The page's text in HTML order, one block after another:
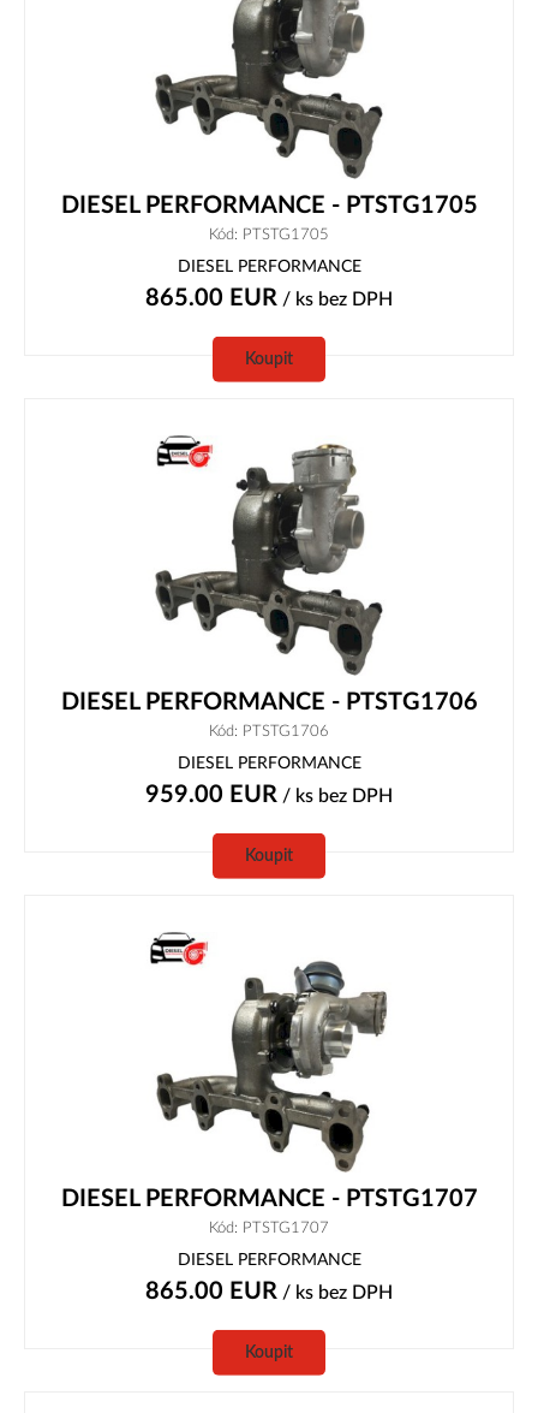
DIESEL PERFORMANCE - PTSTG1705
Kód: PTSTG1705
DIESEL PERFORMANCE
865.00 EUR / ks bez DPH
Koupit
DIESEL PERFORMANCE - PTSTG1706
Kód: PTSTG1706
DIESEL PERFORMANCE
959.00 EUR / ks bez DPH
Koupit
DIESEL PERFORMANCE - PTSTG1707
Kód: PTSTG1707
DIESEL PERFORMANCE
865.00 EUR / ks bez DPH
Koupit